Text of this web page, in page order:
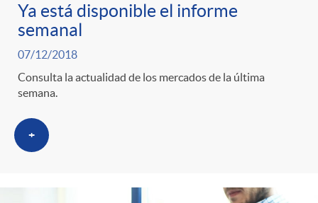
Ya está disponible el informe
semanal
07/12/2018
Consulta la actualidad de los mercados de la última
semana.
+